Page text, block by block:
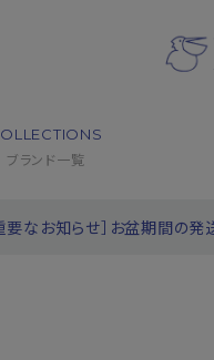
ブランド一覧
要なお知らせ］お盆期間の